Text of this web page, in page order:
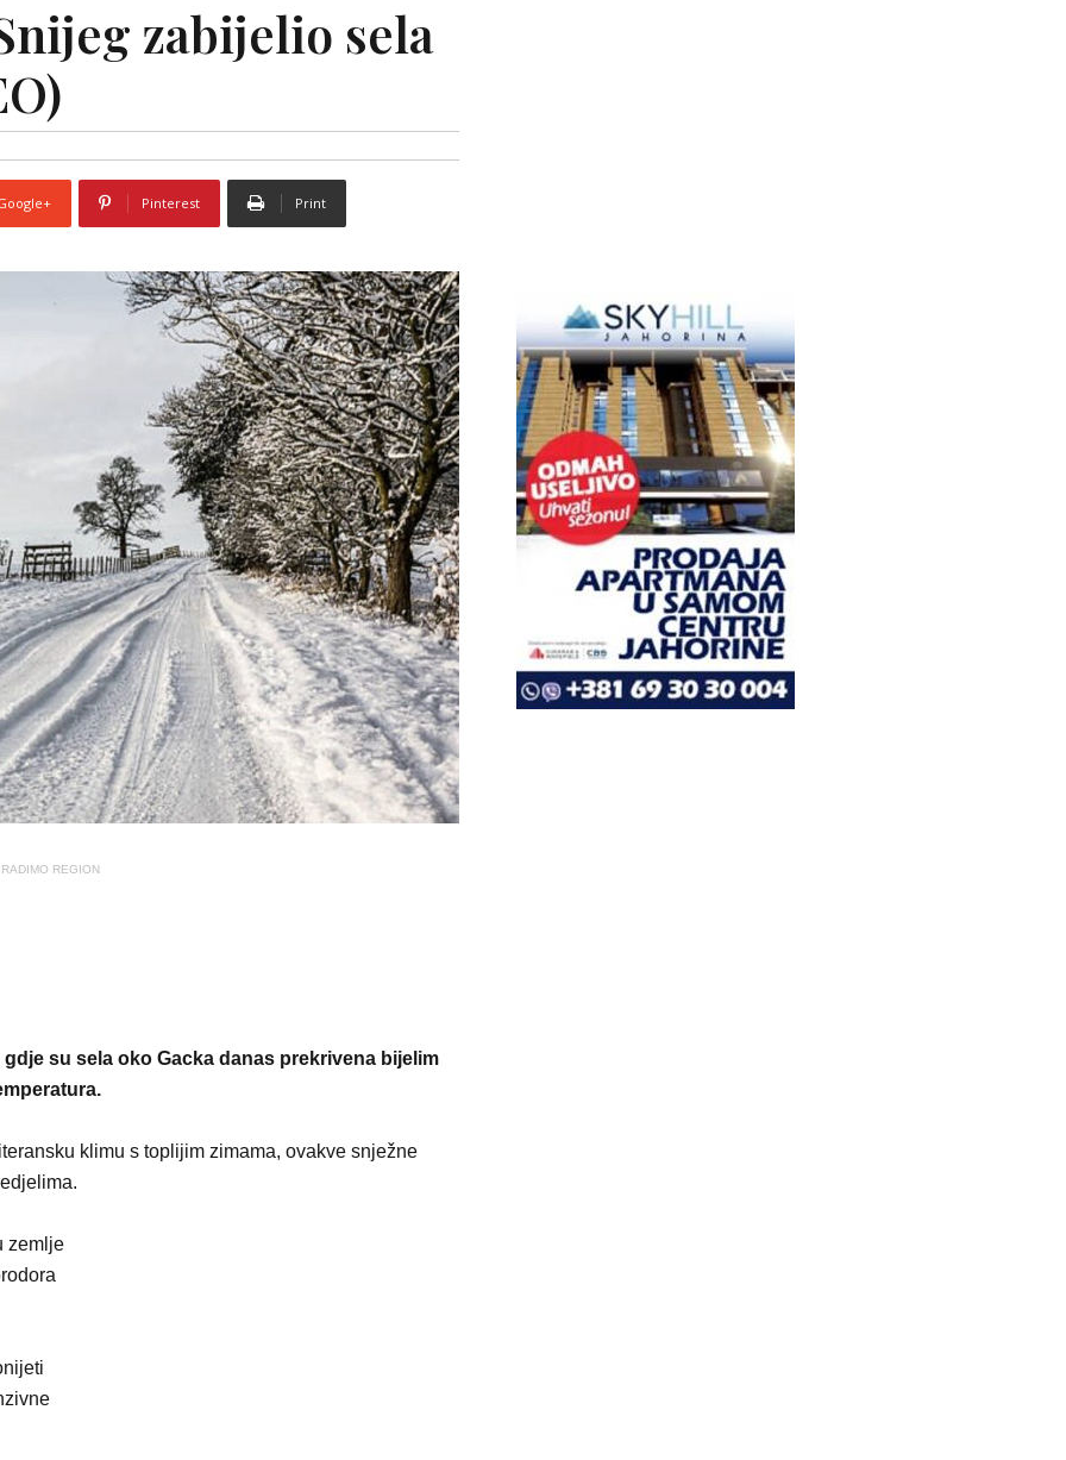
zabijelio sela
Pinterest Print
REGION
su sela oko Gacka danas prekrivena bijelim
klimu s toplijim zimama, ovakve snježne
zemlje